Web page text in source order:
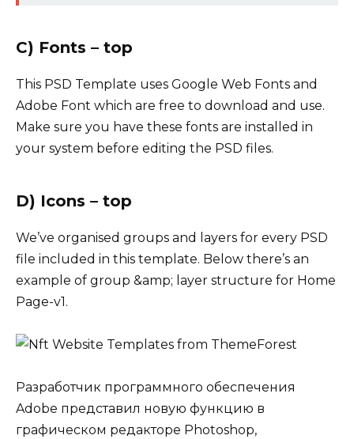
C) Fonts – top
This PSD Template uses Google Web Fonts and
Adobe Font which are free to download and use.
Make sure you have these fonts are installed in
your system before editing the PSD files.
D) Icons – top
We’ve organised groups and layers for every PSD
file included in this template. Below there’s an
example of group &amp; layer structure for Home
Page-v1.
Разработчик программного обеспечения
Adobe представил новую функцию в
графическом редакторе Photoshop,